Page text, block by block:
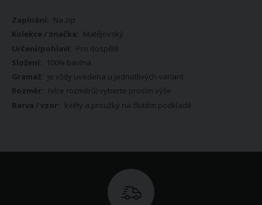
Více
informací
Na zip
Matějovský
Pro dospělé
100% bavlna
je vždy uvedena u jednotlivých variant
(více rozměrů) vyberte prosím výše
květy a proužky na žlutém podkladě